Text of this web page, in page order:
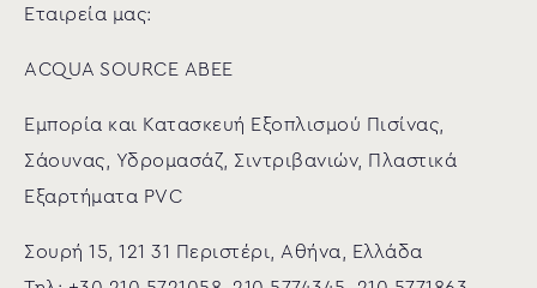
Εταιρεία μας:
ACQUA SOURCE ΑΒΕΕ
Εμπορία και Κατασκευή Εξοπλισμού Πισίνας,
Σάουνας, Υδρομασάζ, Σιντριβανιών, Πλαστικά
Εξαρτήματα PVC
Σουρή 15, 121 31 Περιστέρι, Αθήνα, Ελλάδα